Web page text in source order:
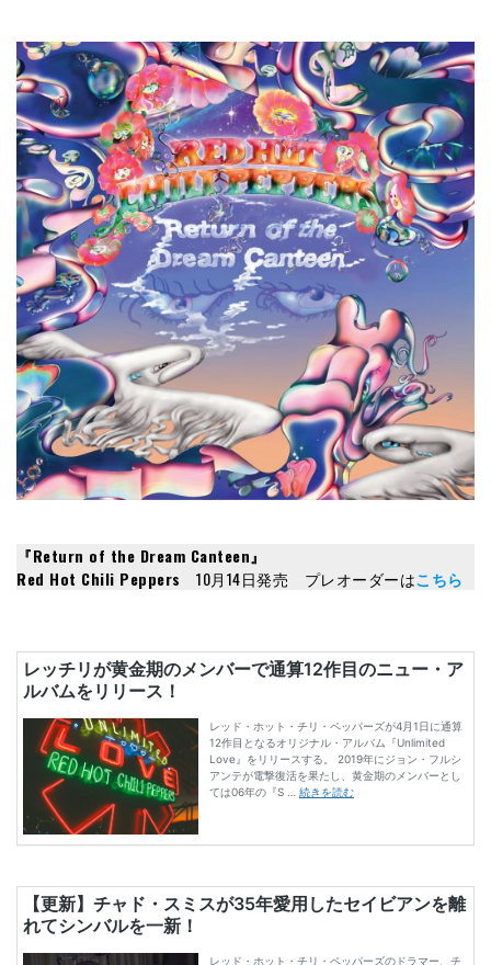
『Return of the Dream Canteen』
Red Hot Chili Peppers 10月14日発売 プレオーダーはこちら